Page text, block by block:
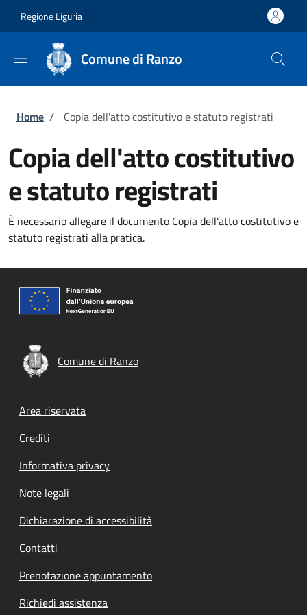
Regione Liguria
Comune di Ranzo
Briciole di pane
Home / Copia dell'atto costitutivo e statuto registrati
Copia dell'atto costitutivo
e statuto registrati
È necessario allegare il documento Copia dell'atto costitutivo e
statuto registrati alla pratica.
Comune di Ranzo
Footer menu
Area riservata
Crediti
Informativa privacy
Note legali
Dichiarazione di accessibilità
Contatti
Prenotazione appuntamento
Richiedi assistenza